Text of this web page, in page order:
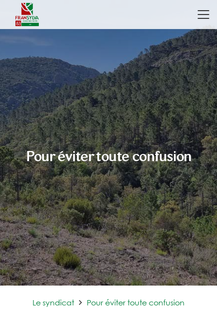
Pour éviter toute confusion
Le syndicat Pour éviter toute confusion